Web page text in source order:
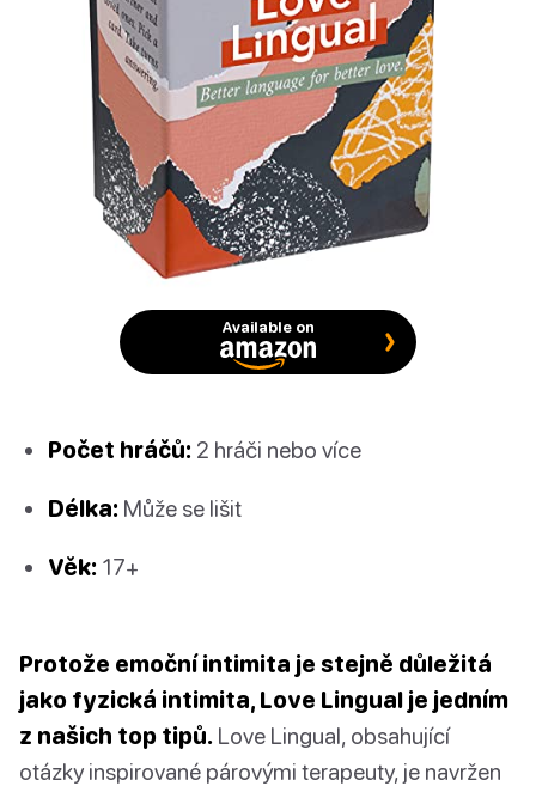
Available on
Počet hráčů: 2 hráči nebo více
Délka: Může se lišit
Věk: 17+
Protože emoční intimita je stejně důležitá
jako fyzická intimita, Love Lingual je jedním
z našich top tipů. Love Lingual, obsahující
otázky inspirované párovými terapeuty, je navržen